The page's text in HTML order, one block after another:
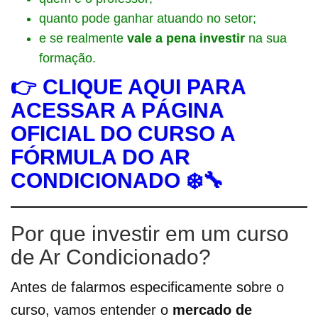
quanto pode ganhar atuando no setor;
e se realmente vale a pena investir na sua
formação.
👉 CLIQUE AQUI PARA
ACESSAR A PÁGINA
OFICIAL DO CURSO A
FÓRMULA DO AR
CONDICIONADO ❄️🔧
Por que investir em um curso
de Ar Condicionado?
Antes de falarmos especificamente sobre o
curso, vamos entender o mercado de